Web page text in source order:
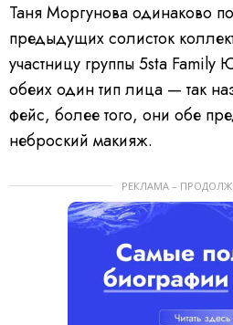
Таня Моргунова одинаково
предыдущих солисток
участницу группы 5sta
обеих один тип лица — так
фейс, более того, они обе
неброский макияж.
РЕКЛАМА –